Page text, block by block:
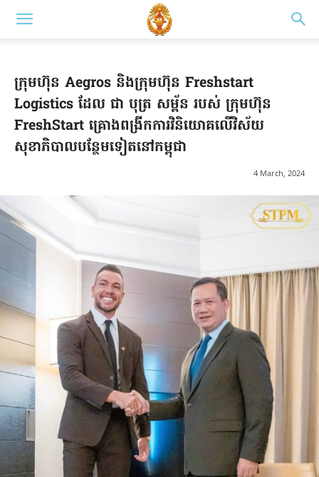
ក្រុមហ៊ុន Aegros និងក្រុមហ៊ុន Freshstart
Logistics ដែល ជា បុត្រ សម្ព័ន របស់ ក្រុមហ៊ុន
FreshStart គ្រោងពង្រីកការវិនិយោគលើវិស័យ
សុខាភិបាលបន្ថែមទៀតនៅកម្ពុជា
4 March, 2024